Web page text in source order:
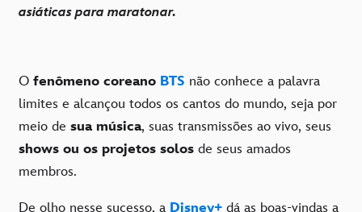
asiáticas para maratonar.
O fenômeno coreano BTS não conhece a palavra
limites e alcançou todos os cantos do mundo, seja por
meio de sua música, suas transmissões ao vivo, seus
shows ou os projetos solos de seus amados
membros.
De olho nesse sucesso, a Disney+ dá as boas-vindas a